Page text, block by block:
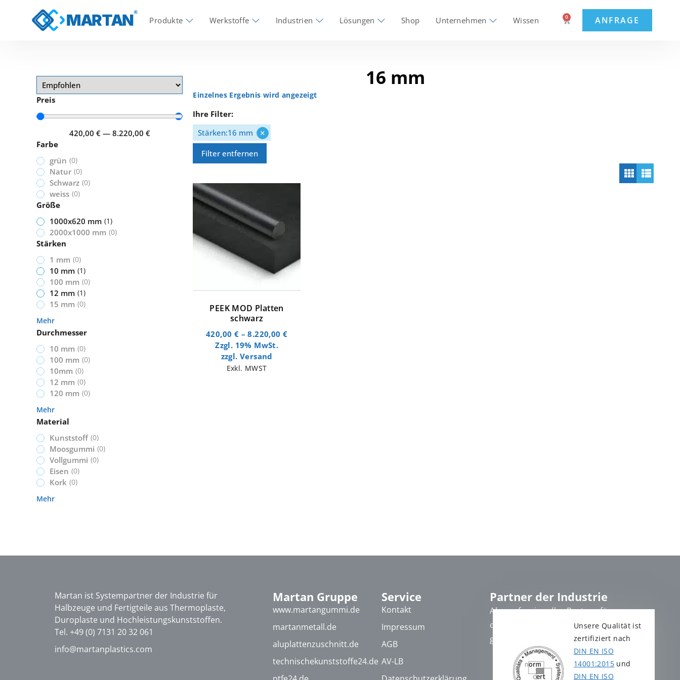
Produkte Werkstoffe Industrien Lösungen Shop Unternehmen Wissen 0 ANFRAGE
Preis
420,00 €— 8.220,00 €
Farbe
grün (0)
Natur (0)
Schwarz (0)
weiss (0)
Größe
1000x620 mm (1)
2000x1000 mm (0)
Stärken
1 mm (0)
10 mm (1)
100 mm (0)
12 mm (1)
15 mm (0)
Mehr
Durchmesser
10 mm (0)
100 mm (0)
10mm (0)
12 mm (0)
120 mm (0)
Mehr
Material
Kunststoff (0)
Moosgummi (0)
Vollgummi (0)
Eisen (0)
Kork (0)
Mehr
16 mm
Einzelnes Ergebnis wird angezeigt
Ihre Filter:
Stärken:16 mm ×
Filter entfernen
PEEK MOD Platten
schwarz
420,00 € –8.220,00 €
Zzgl. 19% MwSt.
zzgl. Versand
Exkl. MWST
Unsere Qualität ist
zertifiziert nach
DIN EN ISO
14001:2015 und
DIN EN ISO
Martan ist Systempartner der Industrie für
Halbzeuge und Fertigteile aus Thermoplaste,
Duroplaste und Hochleistungskunststoffen.
Tel. +49 (0) 7131 20 32 061
info@martanplastics.com
Martan Gruppe
www.martangummi.de
martanmetall.de
aluplattenzuschnitt.de
technischekunststoffe24.de
Service
Kontakt
Impressum
AGB
AV-LB
Partner der Industrie
Als professioneller Partner für
die Industrie, stehen wir Ihnen
gern zur Verfügung.